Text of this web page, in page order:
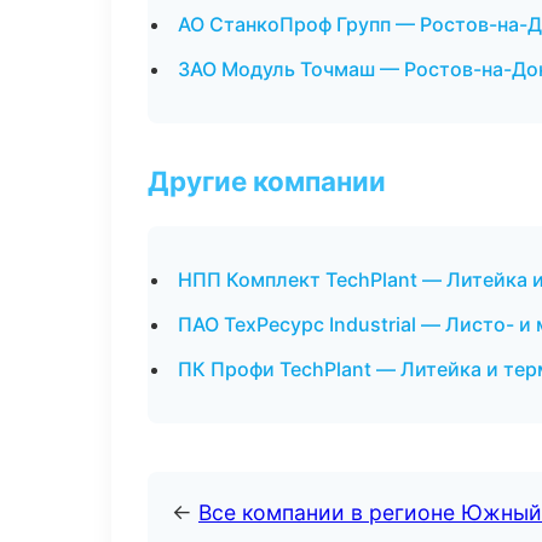
АО СтанкоПроф Групп — Ростов-на-
ЗАО Модуль Точмаш — Ростов-на-
Другие компании
НПП Комплект TechPlant — Литейка
ПАО ТехРесурс Industrial — Листо- и
ПК Профи TechPlant — Литейка и
← Все компании в регионе